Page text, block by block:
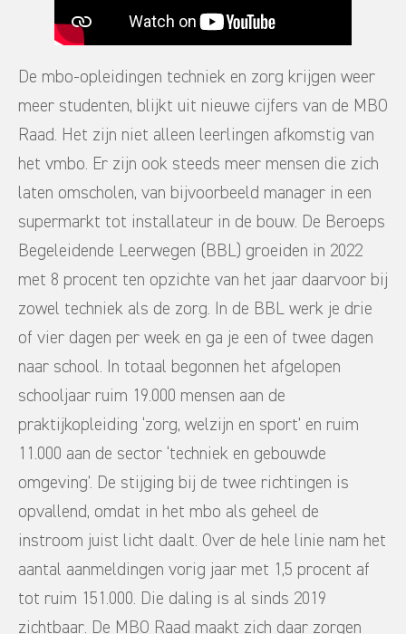
De mbo-opleidingen techniek en zorg krijgen weer
meer studenten, blijkt uit nieuwe cijfers van de MBO
Raad. Het zijn niet alleen leerlingen afkomstig van
het vmbo. Er zijn ook steeds meer mensen die zich
laten omscholen, van bijvoorbeeld manager in een
supermarkt tot installateur in de bouw. De Beroeps
Begeleidende Leerwegen (BBL) groeiden in 2022
met 8 procent ten opzichte van het jaar daarvoor bij
zowel techniek als de zorg. In de BBL werk je drie
of vier dagen per week en ga je een of twee dagen
naar school. In totaal begonnen het afgelopen
schooljaar ruim 19.000 mensen aan de
praktijkopleiding ‘zorg, welzijn en sport’ en ruim
11.000 aan de sector ‘techniek en gebouwde
omgeving’. De stijging bij de twee richtingen is
opvallend, omdat in het mbo als geheel de
instroom juist licht daalt. Over de hele linie nam het
aantal aanmeldingen vorig jaar met 1,5 procent af
tot ruim 151.000. Die daling is al sinds 2019
zichtbaar. De MBO Raad maakt zich daar zorgen